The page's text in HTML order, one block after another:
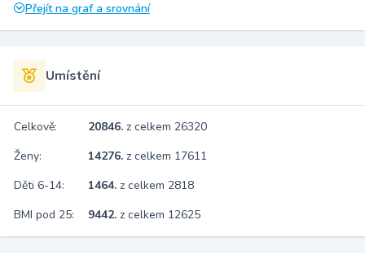
Přejít na graf a srovnání
Umístění
Celkově: 20846. z celkem 26320
Ženy:
14276. z celkem 17611
Děti 6-14:
1464. z celkem 2818
BMI pod 25:
9442. z celkem 12625